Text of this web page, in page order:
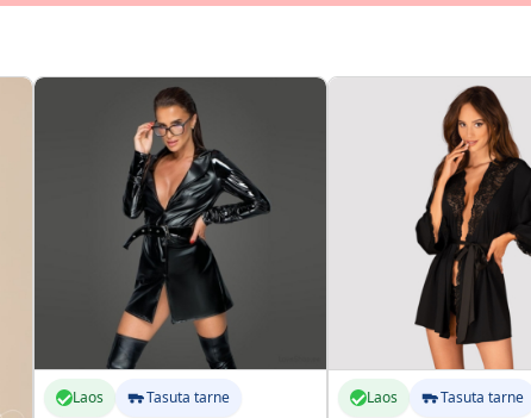
Laos Tasuta tarne
Sellel
tootelehel.
Laos Tasuta tarne
Sellel
tootelehel.